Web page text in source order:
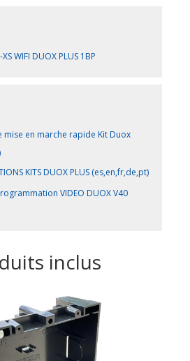
WIFI DUOX PLUS 1BP
mise en marche rapide Kit Duox
KITS DUOX PLUS (es,en,fr,de,pt)
VIDEO DUOX V40
inclus